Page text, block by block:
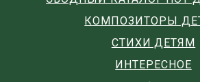
КОМПОЗИТОРЫ
СТИХИ ДЕТЯМ
ИНТЕРЕСНОЕ